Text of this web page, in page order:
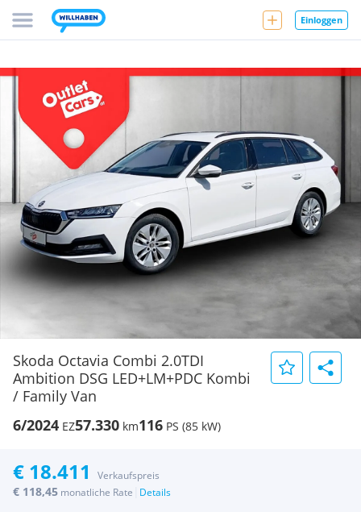
Einloggen
Skoda Octavia Combi 2.0TDI
Ambition DSG LED+LM+PDC Kombi
/ Family Van
6/2024 EZ57.330 km116 PS (85 kW)
€ 18.411 Verkaufspreis
€ 118,45 monatliche Rate Details